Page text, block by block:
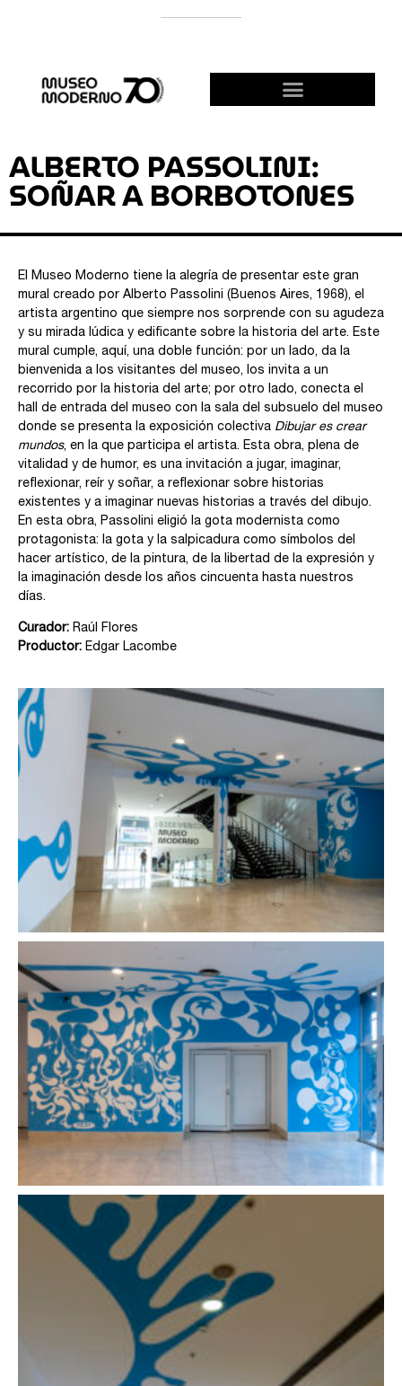
ALBERTO PASSOLINI:
SOÑAR A BORBOTONES
El Museo Moderno tiene la alegría de presentar este gran
mural creado por Alberto Passolini (Buenos Aires, 1968), el
artista argentino que siempre nos sorprende con su agudeza
y su mirada lúdica y edificante sobre la historia del arte. Este
mural cumple, aquí, una doble función: por un lado, da la
bienvenida a los visitantes del museo, los invita a un
recorrido por la historia del arte; por otro lado, conecta el
hall de entrada del museo con la sala del subsuelo del museo
donde se presenta la exposición colectiva Dibujar es crear
mundos, en la que participa el artista. Esta obra, plena de
vitalidad y de humor, es una invitación a jugar, imaginar,
reflexionar, reír y soñar, a reflexionar sobre historias
existentes y a imaginar nuevas historias a través del dibujo.
En esta obra, Passolini eligió la gota modernista como
protagonista: la gota y la salpicadura como símbolos del
hacer artístico, de la pintura, de la libertad de la expresión y
la imaginación desde los años cincuenta hasta nuestros
días.
Curador: Raúl Flores
Productor: Edgar Lacombe